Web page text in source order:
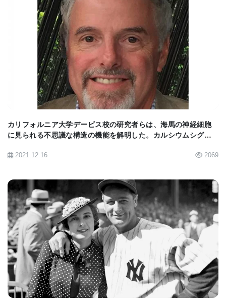
脳MRIに関する患者に優しい情報については、(
http：//www.RadiologyInfo.org )をご覧ください。
BioQuick News：Migraines Linked to High
Sodium Levels in Cerebrospinal Fluid】
BIOMARKET JP
カリフォルニア大学デービス校の研究者らは、海馬の神経細胞
に見られる不思議な構造の機能を解明した。カルシウムシグナ
要なタンパク質を産生することを可能に。
2021.12.16 2069
BIOMARKET JP